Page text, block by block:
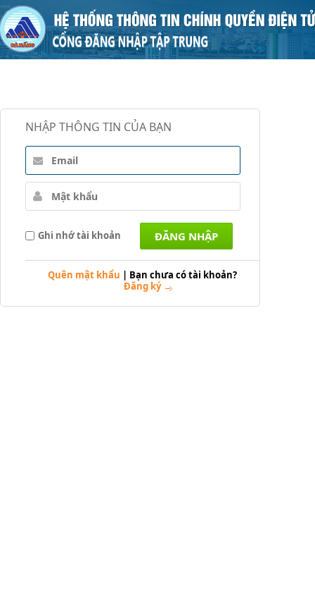
NHẬP THÔNG TIN CỦA BẠN
Ghi nhớ tài khoản
Quên mật khẩu | Bạn chưa có tài khoản?
Đăng ký